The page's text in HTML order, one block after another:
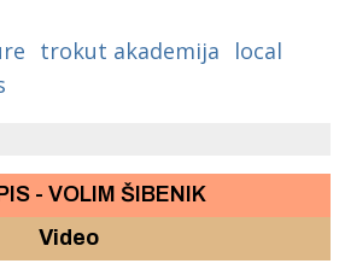
trokut akademija
local
- VOLIM ŠIBENIK
Video